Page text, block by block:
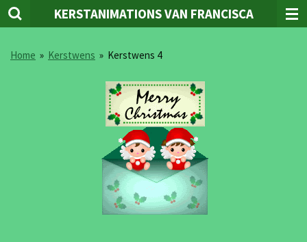
Ga
direct
de
KERSTANIMATIONS VAN FRANCISCA
Home » Kerstwens » Kerstwens 4